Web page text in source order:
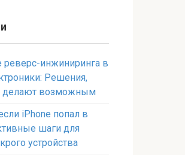
инжиниринга в
Решения,
делают возможным
iPhone попал в
шаги для
устройства